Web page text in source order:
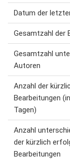
Datum der
Gesamtzahl der
Gesamtzahl
Autoren
Anzahl der
Bearbeitungen
Tagen)
Anzahl
der kürzlich
Bearbeitungen